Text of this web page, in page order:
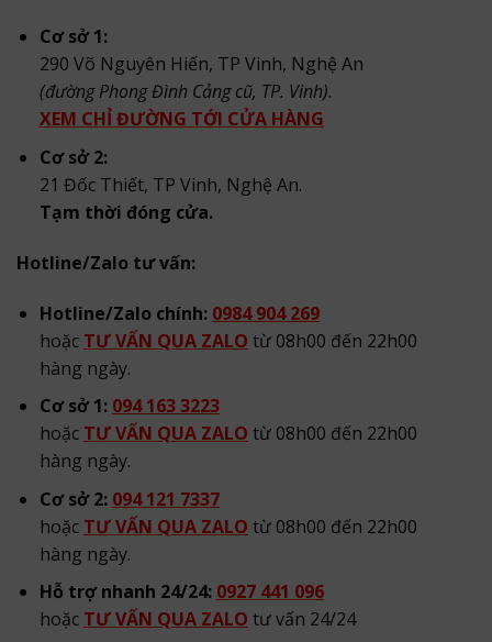
Cơ sở 1:
290 Võ Nguyên Hiến, TP Vinh, Nghệ An
(đường Phong Đình Cảng cũ, TP. Vinh).
XEM CHỈ ĐƯỜNG TỚI CỬA HÀNG
Cơ sở 2:
21 Đốc Thiết, TP Vinh, Nghệ An.
Tạm thời đóng cửa.
Hotline/Zalo tư vấn:
Hotline/Zalo chính: 0984 904 269
hoặc TƯ VẤN QUA ZALO từ 08h00 đến 22h00
hàng ngày.
Cơ sở 1: 094 163 3223
hoặc TƯ VẤN QUA ZALO từ 08h00 đến 22h00
hàng ngày.
Cơ sở 2: 094 121 7337
hoặc TƯ VẤN QUA ZALO từ 08h00 đến 22h00
hàng ngày.
Hỗ trợ nhanh 24/24: 0927 441 096
hoặc TƯ VẤN QUA ZALO tư vấn 24/24